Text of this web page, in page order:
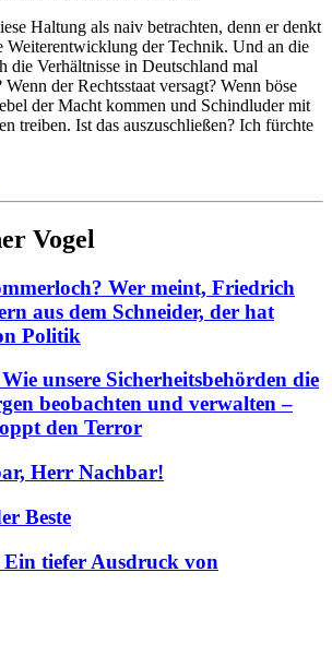
Haltung als naiv betrachten, denn er denkt
Weiterentwicklung der Technik. Und an die
die Verhältnisse in Deutschland mal
der Rechtsstaat versagt? Wenn böse
der Macht kommen und Schindluder mit
treiben. Ist das auszuschließen? Ich fürchte
Vogel
Wer meint, Friedrich
aus dem Schneider, der hat
Politik
unsere Sicherheitsbehörden die
beobachten und verwalten –
den Terror
Herr Nachbar!
Beste
Ein tiefer Ausdruck von